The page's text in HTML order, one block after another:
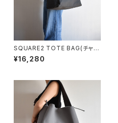
SQUARE2 TOTE BAG(チャコ
ール/グレー）
¥16,280